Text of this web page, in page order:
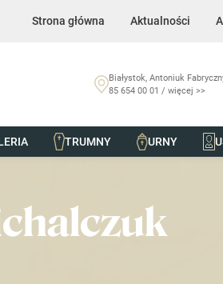
Strona główna Aktualności
Białystok, Antoniuk
85 654 00 01 / więcej >>
TRUMNY URNY